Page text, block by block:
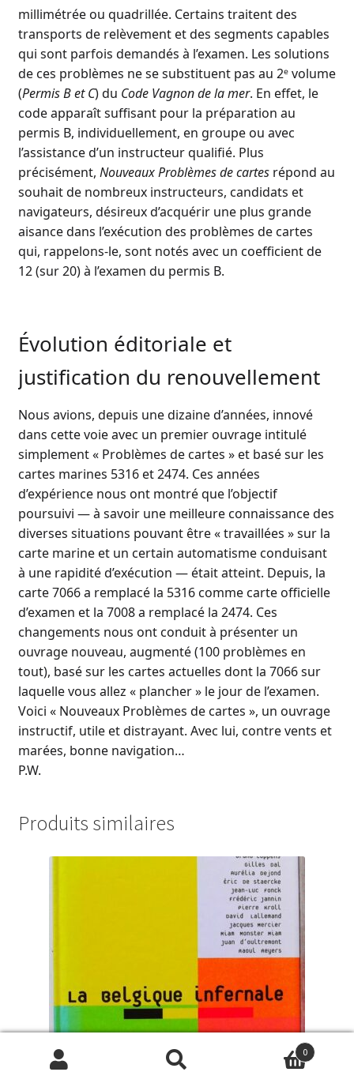
millimétrée ou quadrillée. Certains traitent des
transports de relèvement et des segments capables
qui sont parfois demandés à l’examen. Les solutions
de ces problèmes ne se substituent pas au 2ᵉ volume
(Permis B et C) du Code Vagnon de la mer. En effet, le
code apparaît suffisant pour la préparation au
permis B, individuellement, en groupe ou avec
l’assistance d’un instructeur qualifié. Plus
précisément, Nouveaux Problèmes de cartesrépond au
souhait de nombreux instructeurs, candidats et
navigateurs, désireux d’acquérir une plus grande
aisance dans l’exécution des problèmes de cartes
qui, rappelons-le, sont notés avec un coefficient de
12 (sur 20) à l’examen du permis B.
Évolution éditoriale et
justification du renouvellement
Nous avions, depuis une dizaine d’années, innové
dans cette voie avec un premier ouvrage intitulé
simplement « Problèmes de cartes » et basé sur les
cartes marines 5316 et 2474. Ces années
d’expérience nous ont montré que l’objectif
poursuivi — à savoir une meilleure connaissance des
diverses situations pouvant être « travaillées » sur la
carte marine et un certain automatisme conduisant
à une rapidité d’exécution — était atteint. Depuis, la
carte 7066 a remplacé la 5316 comme carte officielle
d’examen et la 7008 a remplacé la 2474. Ces
changements nous ont conduit à présenter un
ouvrage nouveau, augmenté (100 problèmes en
tout), basé sur les cartes actuelles dont la 7066 sur
laquelle vous allez « plancher » le jour de l’examen.
Voici « Nouveaux Problèmes de cartes », un ouvrage
instructif, utile et distrayant. Avec lui, contre vents et
marées, bonne navigation…
P.W.
Produits similaires
Recherche
Recherche
0